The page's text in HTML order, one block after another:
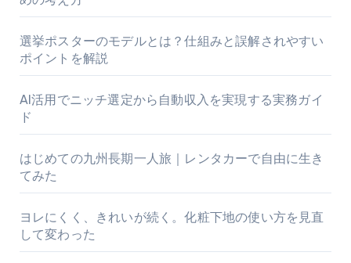
選挙ポスターのモデルとは？仕組みと誤解されやすい
ポイントを解説
AI活用でニッチ選定から自動収入を実現する実務ガイ
ド
はじめての九州長期一人旅｜レンタカーで自由に生き
てみた
ヨレにくく、きれいが続く。化粧下地の使い方を見直
して変わった